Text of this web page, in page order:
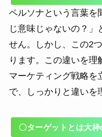
ペルソナという言葉を
じ意味じゃないの？」
せん。しかし、この2
ります。この違いを
マーケティング戦略を
で、しっかりと違いを
〇ターゲットとは大枠